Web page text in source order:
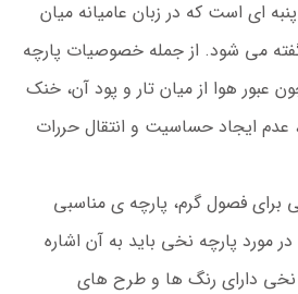
ای است که در زبان عامیانه میان
می شود. از جمله خصوصیات پارچه
عبور هوا از میان تار و پود آن، خنک
عدم ایجاد حساسیت و انتقال حررات
برای فصول گرم، پارچه ی مناسبی
مورد پارچه نخی باید به آن اشاره
نخی دارای رنگ ها و طرح های